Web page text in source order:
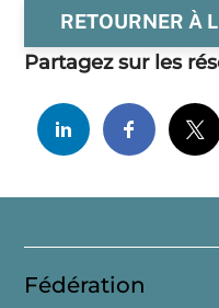
RETOURNER À
Partagez sur les
Fédération